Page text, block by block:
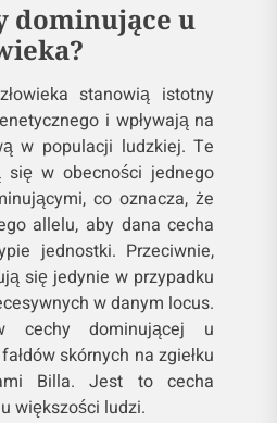
dominujące u
stanowią istotny
i wpływają na
w populacji ludzkiej. Te
się w obecności jednego
co oznacza, że
allelu, aby dana cecha
jednostki. Przeciwnie,
się jedynie w przypadku
w danym locus.
cechy dominującej u
skórnych na zgiełku
Billa. Jest to cecha
większości ludzi.